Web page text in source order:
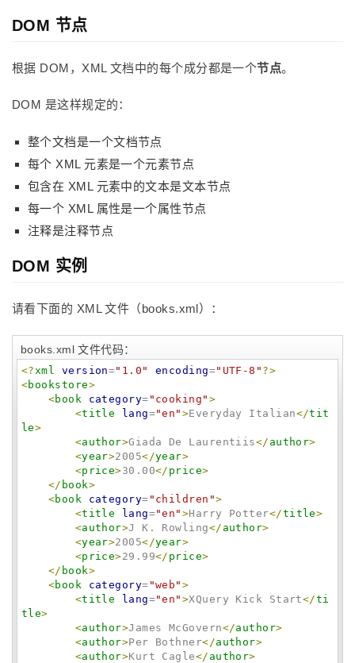
DOM 节点
根据 DOM，XML 文档中的每个成分都是一个节点。
DOM 是这样规定的：
整个文档是一个文档节点
每个 XML 元素是一个元素节点
包含在 XML 元素中的文本是文本节点
每一个 XML 属性是一个属性节点
注释是注释节点
DOM 实例
请看下面的 XML 文件（books.xml）：
books.xml 文件代码：
<?xml version=" 1.0 " encoding=" UTF-8 " ?>
<bookstore>
<book category= " cooking " >
<title lang="en " >Everyday Italian</tit
le>
<author>Giada De Laurentiis</ author>
<year>2005</year>
<price>30.00</ price>
</ book>
<book category= " children ">
<title lang="en " >Harry Potter</title>
<author>J K. Rowling</ author>
<year>2005</year>
<price>29.99</ price>
</ book>
<book category= "web " >
<title lang="en " >XQuery Kick Start</ti
tle>
<author>James McGovern</author>
<author>Per Bothner</author>
<author>Kurt Cagle</ author>